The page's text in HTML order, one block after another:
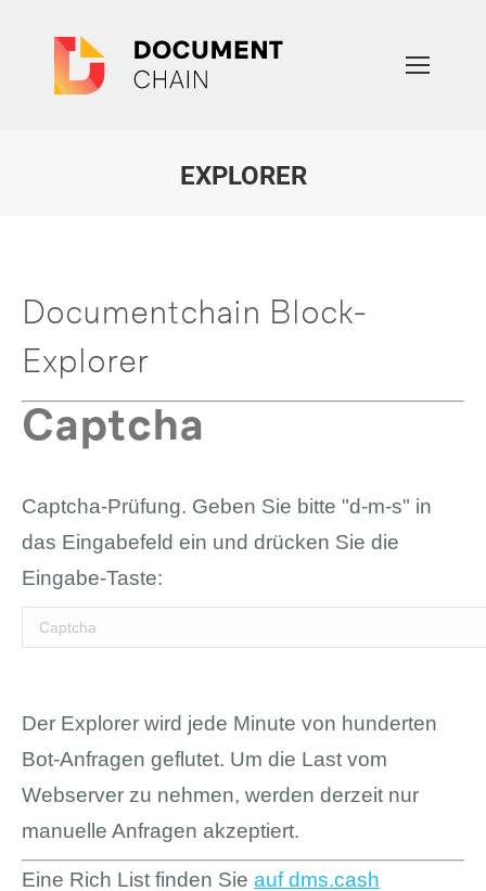
EXPLORER
Documentchain Block-
Explorer
Captcha
Captcha-Prüfung. Geben Sie bitte "d-m-s" in
das Eingabefeld ein und drücken Sie die
Eingabe-Taste:
Der Explorer wird jede Minute von hunderten
Bot-Anfragen geflutet. Um die Last vom
Webserver zu nehmen, werden derzeit nur
manuelle Anfragen akzeptiert.
Eine Rich List finden Sie auf dms.cash